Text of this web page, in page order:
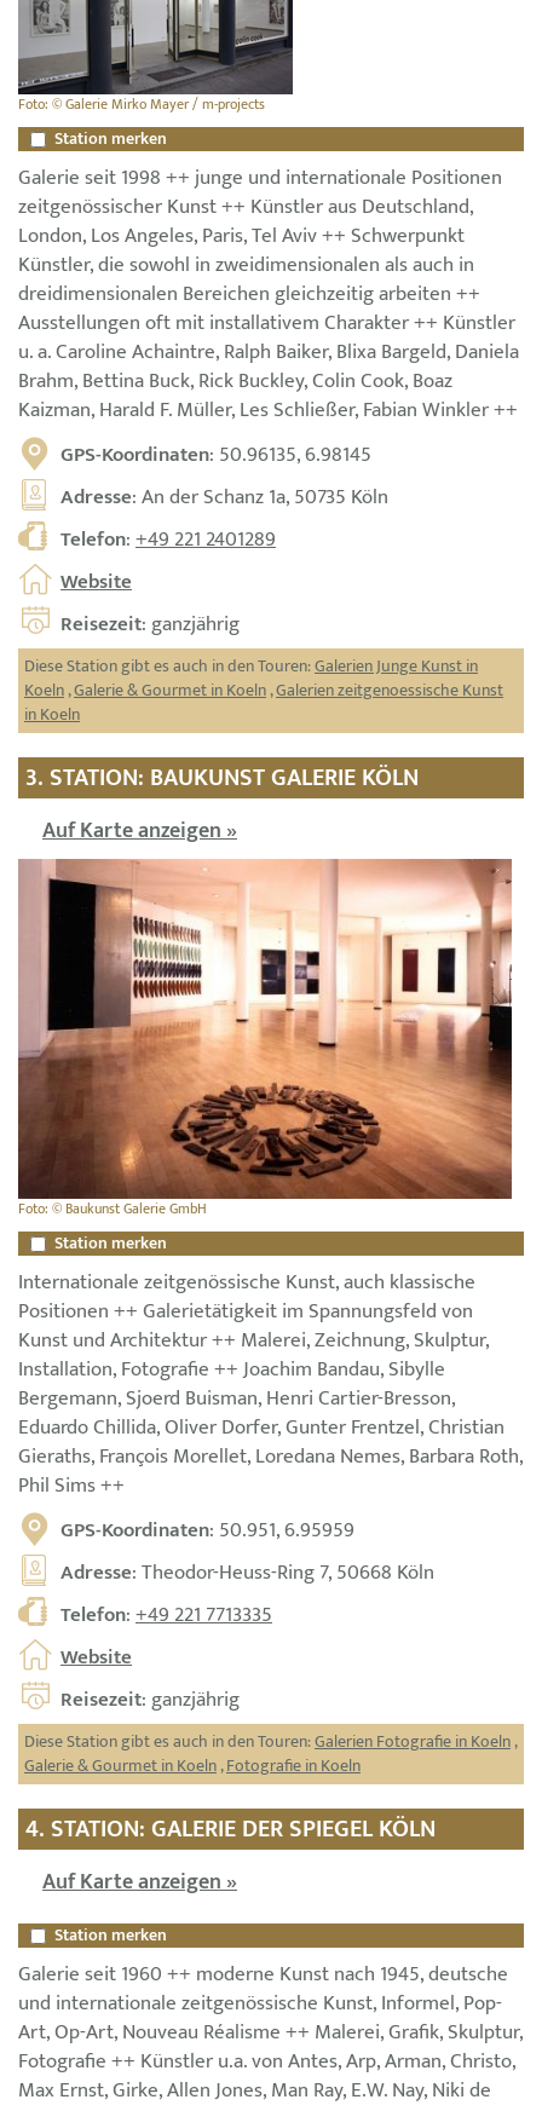
Foto: © Galerie Mirko Mayer / m-projects
Station merken
Galerie seit 1998 ++ junge und internationale Positionen
zeitgenössischer Kunst ++ Künstler aus Deutschland,
London, Los Angeles, Paris, Tel Aviv ++ Schwerpunkt
Künstler, die sowohl in zweidimensionalen als auch in
dreidimensionalen Bereichen gleichzeitig arbeiten ++
Ausstellungen oft mit installativem Charakter ++ Künstler
u. a. Caroline Achaintre, Ralph Baiker, Blixa Bargeld, Daniela
Brahm, Bettina Buck, Rick Buckley, Colin Cook, Boaz
Kaizman, Harald F. Müller, Les Schließer, Fabian Winkler ++
GPS-Koordinaten: 50.96135, 6.98145
Adresse: An der Schanz 1a, 50735 Köln
Telefon:+49 221 2401289
Website
Reisezeit: ganzjährig
Diese Station gibt es auch in den Touren:Galerien Junge Kunst in
Koeln,Galerie & Gourmet in Koeln,Galerien zeitgenoessische Kunst
in Koeln
3. STATION: BAUKUNST GALERIE KÖLN
Auf Karte anzeigen »
Foto: © Baukunst Galerie GmbH
Station merken
Internationale zeitgenössische Kunst, auch klassische
Positionen ++ Galerietätigkeit im Spannungsfeld von
Kunst und Architektur ++ Malerei, Zeichnung, Skulptur,
Installation, Fotografie ++ Joachim Bandau, Sibylle
Bergemann, Sjoerd Buisman, Henri Cartier-Bresson,
Eduardo Chillida, Oliver Dorfer, Gunter Frentzel, Christian
Gieraths, François Morellet, Loredana Nemes, Barbara Roth,
Phil Sims ++
GPS-Koordinaten: 50.951, 6.95959
Adresse: Theodor-Heuss-Ring 7, 50668 Köln
Telefon:+49 221 7713335
Website
Reisezeit: ganzjährig
Diese Station gibt es auch in den Touren:Galerien Fotografie in Koeln,
Galerie & Gourmet in Koeln,Fotografie in Koeln
4. STATION: GALERIE DER SPIEGEL KÖLN
Auf Karte anzeigen »
Station merken
Galerie seit 1960 ++ moderne Kunst nach 1945, deutsche
und internationale zeitgenössische Kunst, Informel, Pop-
Art, Op-Art, Nouveau Réalisme ++ Malerei, Grafik, Skulptur,
Fotografie ++ Künstler u.a. von Antes, Arp, Arman, Christo,
Max Ernst, Girke, Allen Jones, Man Ray, E.W. Nay, Niki de